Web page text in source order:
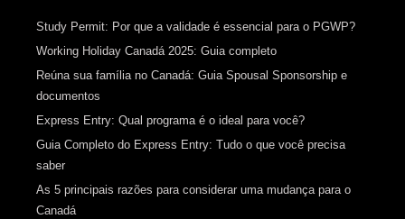
Study Permit: Por que a validade é essencial para o PGWP?
Working Holiday Canadá 2025: Guia completo
Reúna sua família no Canadá: Guia Spousal Sponsorship e
documentos
Express Entry: Qual programa é o ideal para você?
Guia Completo do Express Entry: Tudo o que você precisa
saber
As 5 principais razões para considerar uma mudança para o
Canadá